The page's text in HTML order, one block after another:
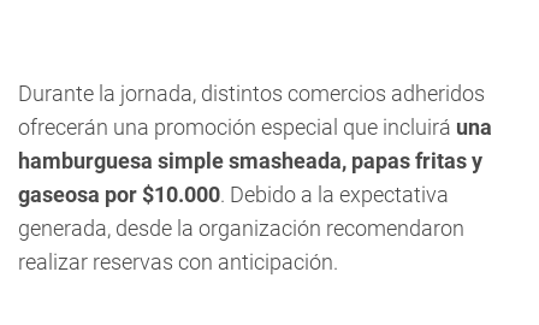
Durante la jornada, distintos comercios adheridos
ofrecerán una promoción especial que incluirá una
hamburguesa simple smasheada, papas fritas y
gaseosa por $10.000. Debido a la expectativa
generada, desde la organización recomendaron
realizar reservas con anticipación.